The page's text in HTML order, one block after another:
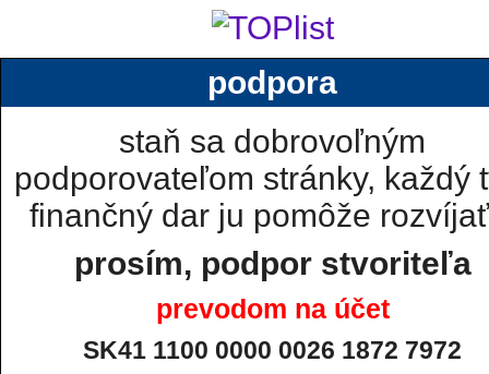
podpora
staň sa dobrovoľným
podporovateľom stránky, každý
finančný dar ju pomôže
prosím, podpor stvoriteľa
prevodom na účet
SK41 1100 0000 0026 1872 7972